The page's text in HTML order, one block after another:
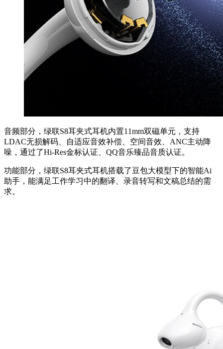
音频部分，绿联S8耳夹式耳机内置11mm双磁单元，支持
LDAC无损解码、自适应音效补偿、空间音效、ANC主动降
噪，通过了Hi-Res金标认证、QQ音乐臻品音质认证。
功能部分，绿联S8耳夹式耳机搭载了豆包大模型下的智能Ai
助手，能满足工作学习中的翻译、录音转写和文稿总结的需
求。